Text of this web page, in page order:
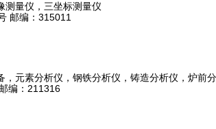
测量仪，三坐标测量仪
邮编：315011
，元素分析仪，钢铁分析仪，铸造分析仪，炉前
编：211316